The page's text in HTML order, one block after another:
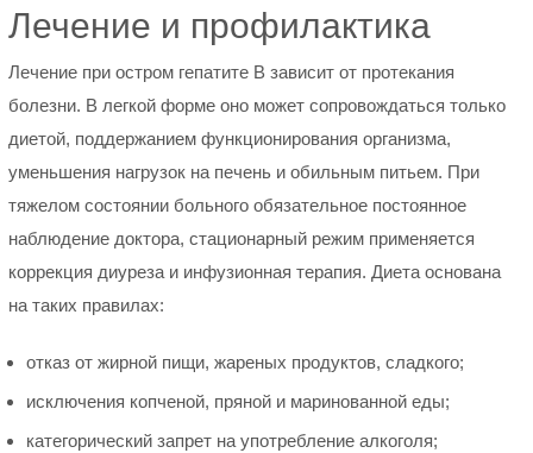
Лечение и профилактика
Лечение при остром гепатите В зависит от протекания
болезни. В легкой форме оно может сопровождаться только
диетой, поддержанием функционирования организма,
уменьшения нагрузок на печень и обильным питьем. При
тяжелом состоянии больного обязательное постоянное
наблюдение доктора, стационарный режим применяется
коррекция диуреза и инфузионная терапия. Диета основана
на таких правилах:
отказ от жирной пищи, жареных продуктов, сладкого;
исключения копченой, пряной и маринованной еды;
категорический запрет на употребление алкоголя;